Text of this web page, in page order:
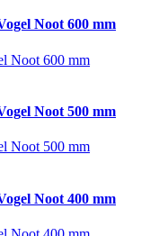
Noot 600 mm
Noot 600 mm
Noot 500 mm
Noot 500 mm
Noot 400 mm